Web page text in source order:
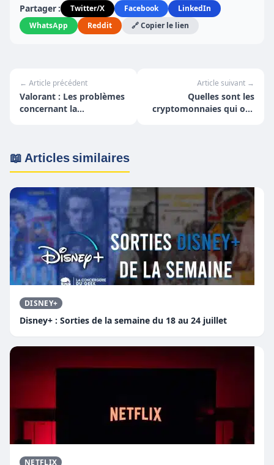
Partager : Twitter/X Facebook
LinkedIn
WhatsApp
Reddit 🔗 Copier le lien
← Article précédent
Valorant : Les problèmes
concernant la
Article suivant →
Quelles sont les
cryptomonnaies qui ont
📖 Articles similaires
DISNEY+
Disney+ : Sorties de la semaine du 18 au 24 juillet
NETFLIX